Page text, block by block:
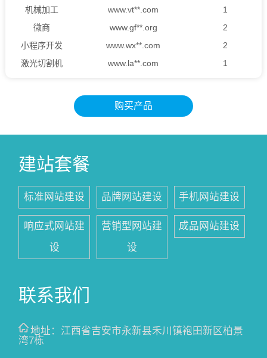
激光切割机
www.la**.com 1
机械加工
www.vt**.com
1
微商
www.gf**.org
2
小程序开发
www.wx**.com
2
激光切割机
www.la**.com
1
www.gf**.org
www.wx**.com
购买产品
建站套餐
标准网站建设 品牌网站建设 手机网站建设
响应式网站建
设
营销型网站建
设
成品网站建设
联系我们
地址： 江西省吉安市永新县禾川镇袍田新区柏景
湾7栋